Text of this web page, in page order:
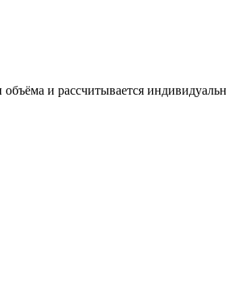
объёма и рассчитывается